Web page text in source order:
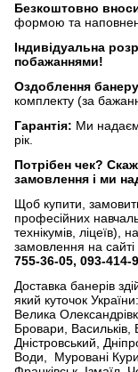
Безкоштовно
формою та
Індивідуальна
побажаннями!
Оздоблення банеру
комплекту (за
Гарантія: Ми
рік.
Потрібен чек?
замовлення і ми
Щоб купити,
професійних
технікумів, ліцеїв),
замовлення на
755-36-05, 093-414-
Доставка банерів
який куточок
Велика
Бровари, Васильків,
Дністровський,
Води, Муровані